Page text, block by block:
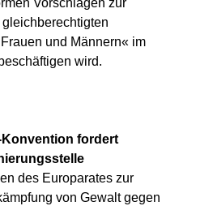
Vorschlägen zur
und Männern« im
wird.
fordert
des Europarates zur
von Gewalt gegen